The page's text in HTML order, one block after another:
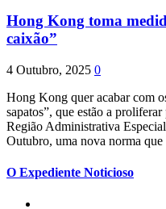
Hong Kong toma
caixão”
4 Outubro, 2025 0
Hong Kong quer acabar com
sapatos”, que estão a
Região Administrativa
Outubro, uma nova norma
O Expediente Noticioso